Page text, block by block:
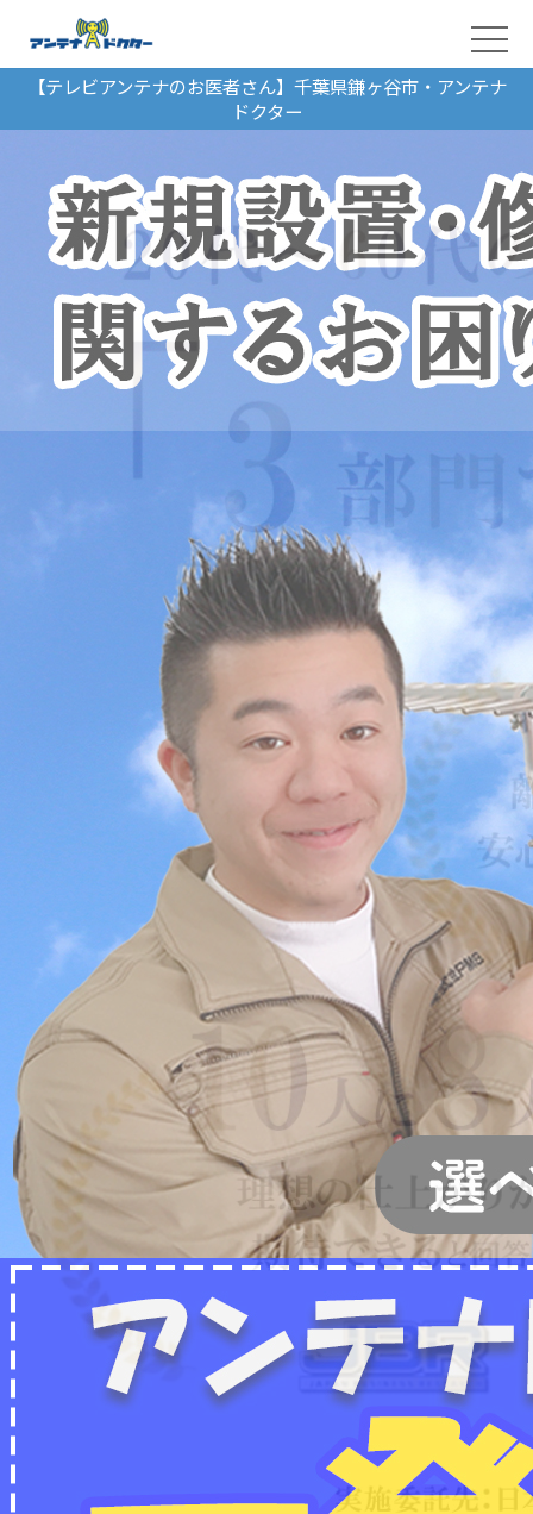
【テレビアンテナのお医者さん】千葉県鎌ヶ谷市・アンテナ
ドクター
フリーボイス（0120番号）への発信につきまし